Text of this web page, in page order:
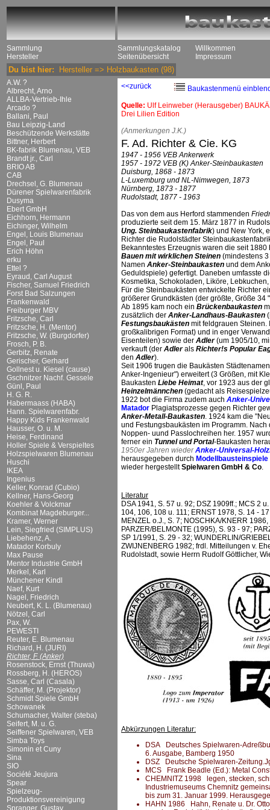
Sammlung
Hersteller
Sammlungskatalog
Seitenübersicht
Willkommen
Impressum
Du bist hier: Hersteller => Holzbaukasten (98)
A.W. ?
Albrecht, Arno
ALLBA-Vertrieb-Ihle
Arcado ?
Ballani, Paul
Bau Leipzig-Land
Beschützende Werkstätte
Bittner, Herbert
BK-fabrik Blumenau, VEB
Brandt jr., Carl
BRIO AB
CAB
Drechsel, G. Blumenau
Dürener Spielwarenfabrik
Dusyma
Ebert GmbH
Eichhorn, Hermann
Eichinger, Wilhelm
Engel, Louis Blumenau
Engel, Paul
Erich Höhn
erku
Ettel ?
Eyraud, Carl August
Fischer, Samuel Friedrich
Forst Bad Salzungen
Frankenwald
Freiburger MBV
Fritzsche, Carl
Fritzsche, H. (Mentor)
Fritzsche, W. (Burgdorfer)
Frosch, P. B.
Gerbitz, Renate
Gerischer, Gerhard
Gollnest u. Kiesel (cause)
Gschnitzer Nachf. Gessele
Günl, Paul
H. G. R.
Habermaass (HABA)
Hann. Spielwarenfabr.
Happy Kids Frankenwald
Hausser, O. u. M.
Heise, Ferdinand
Holler Spiele & Verspieltes
Holzspielwaren Blumenau
Huschi
IKEA
Ingenius
Keller, Konrad (Cubio)
Kellner, Hans-Georg
Koehler & Volckmar
Kombinat Magdeburger...
Kramer, Werner
Lein, Siegfried (SIMPLUS)
Liebehenz, A.
Matador Korbuly
Max Pause
Mentor Industrie GmbH
Merkel, Karl
Münchener Kindl
Naef, Kurt
Nagel, Friedrich
Neubert, K. L. (Blumenau)
Nötzel, Carl
Pax, W.
PEWESTI
Reuter, E. Blumenau
Richard, H. (JURI)
Richter, F. (Anker)
Rosenstock, Ernst (Thuwa)
Rossberg, H. (HEROS)
Sasse, Carl (Casala)
Schäffer, M. (Projektor)
Schmidt Spiele GmbH
Schowanek
Schumacher, Walter (steba)
Seifert, M. u. G.
Seiffener Spielwaren, VEB
Simba Toys
Simonin et Cuny
Sina
SIO
Société Jeujura
Spear
Spielzeug-
Produktionsvereinigung
Spranger, Gustav
<<zurück
Baukastenmenü
Quelle: Ulf Leinweber (Herausgeber)
Drei Lilien Edition
(Anmerkungen J.K.)
F. Ad. Richter & Cie. KG
1947 - 1956 VEB Ankerwerk
1957 - 1972 VEB (K) Anker-Steinbaukasten
Duisburg, 1868 - 1873
L-Luxemburg und NL-Nimwegen, 1873
Nürnberg, 1873 - 1877
Rudolstadt, 1877 - 1963
Das von dem aus Herford stammenden
produzierte seit dem 15. März 1877 in
Ung. Steinbaukastenfabrik) und New York,
Richter die Rudolstädter
Bekanntestes Erzeugnis waren die seit
Bauen mit wirklichen Steinen (mindestens
Namen Anker-Steinbaukasten und dem
Geduldspiele) gefertigt. Daneben umfasste
Kosmetika, Schokoladen, Liköre,
Für die Steinbaukästen entwickelte Richter
größerer Grundkästen (der größte, Größe
Ab 1895 kam noch ein Brückenbaukasten
zusätzlich der Anker-Landhaus-Baukasten
Festungsbaukästen mit feldgrauen
großkalibrigen Format) und in enger
Eisenteilen) sowie der Adler(um 1905/10,
verkauft (der Adlerals Richter!s Popular
den Adler).
Seit 1906 trugen die Baukästen
Anker-Ingenieur") erweitert (3 Größen, mit
Baukasten Liebe Heimat, vor 1923 aus der
Heinzelmännchen (gedacht als
1922 bot die Firma zudem auch Anker-
Matador Plagiatsprozesse gegen Richter
Anker-Metall-Baukasten. 1924 kam die
und Festungsbaukästen im Programm.
Noppen- uund Passlochreihen her. 1957
ferner ein Tunnel und Portal-Baukasten
1950er Jahren wiederAnker-Universal-
herausgegeben durch Modellbausteinspiele
wieder hergestelltSpielwaren GmbH & Co.
Literatur
DSA 1941, S. 57 u. 92; DSZ 1909ff.; MCS 2
104, 106, 108 u. 111; ERNST 1978, S. 14 -
MENZEL o.J., S. 7; NOSCHKA/KNERR
PARZER/BELMONTE (1995), S. 93 - 97;
SP 1/1991, S. 29 - 32; WUNDERLIN/
ZWIJNENBERG 1982; frdl. Mitteilungen v.
Rudolstadt, sowie Herrn Rudolf Göttlicher,
Abkürzungen Literatur:
DSA Deutsches Spielwaren-
6. Ausgabe, Bamberg 1950
DSZ Deutsche Spielwaren-
MCS Frank Beadle (Ed.): Metal
CHEMNITZ 1998 legen, stecken,
Industriemuseums Chemnitz
bis zum 31. Januar 1999.
HAHN 1986 Hahn, Renate u. Dr.